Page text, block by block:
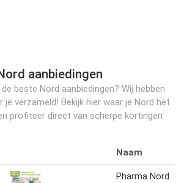
aanbiedingen
beste Nord aanbiedingen? Wij hebben
je verzameld! Bekijk hier waar je Nord het
profiteer direct van scherpe kortingen
Naam
Pharma Nord